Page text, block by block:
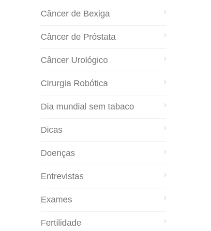
Câncer de Bexiga
Câncer de Próstata
Câncer Urológico
Cirurgia Robótica
Dia mundial sem tabaco
Dicas
Doenças
Entrevistas
Exames
Fertilidade